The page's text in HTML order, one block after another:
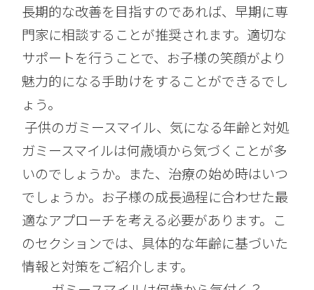
長期的な改善を目指すのであれば、早期に専
門家に相談することが推奨されます。適切な
サポートを行うことで、お子様の笑顔がより
魅力的になる手助けをすることができるでし
ょう。
子供のガミースマイル、気になる年齢と対処
ガミースマイルは何歳頃から気づくことが多
いのでしょうか。また、治療の始め時はいつ
でしょうか。お子様の成長過程に合わせた最
適なアプローチを考える必要があります。こ
のセクションでは、具体的な年齢に基づいた
情報と対策をご紹介します。